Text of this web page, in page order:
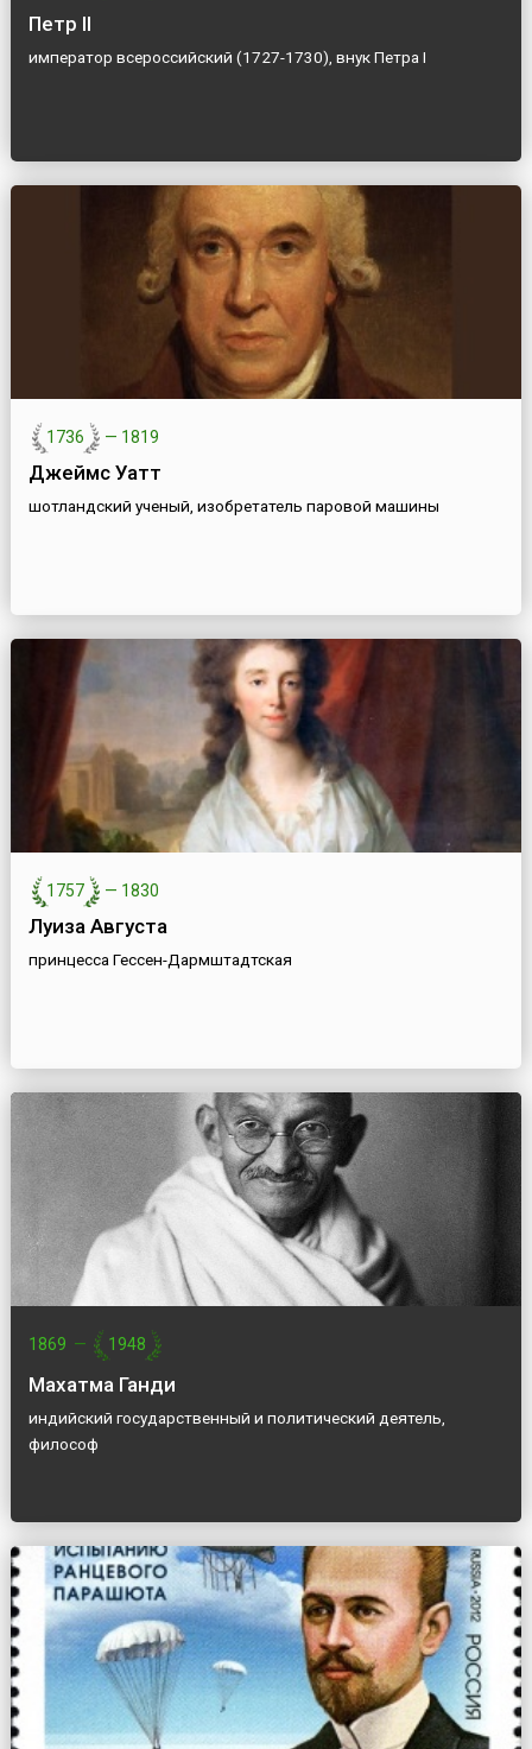
Петр II
император всероссийский (1727-1730), внук Петра I
1736 — 1819
Джеймс Уатт
шотландский ученый, изобретатель паровой машины
1757 — 1830
Луиза Августа
принцесса Гессен-Дармштадтская
1869 — 1948
Махатма Ганди
индийский государственный и политический деятель,
философ